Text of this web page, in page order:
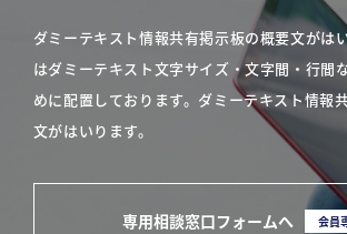
ダミーテキスト情報共有掲示板の概要文がは
はダミーテキスト文字サイズ・文字間・行間
めに配置しております。ダミーテキスト情報
文がはいります。
専用相談窓口フォームへ 会員